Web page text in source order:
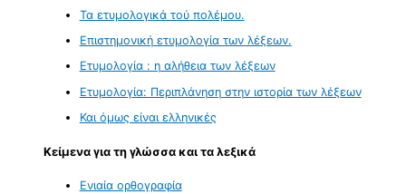
Τα ετυμολογικά τού πολέμου.
Επιστημονική ετυμολογία των λέξεων.
Ετυμολογία : η αλήθεια των λέξεων
Ετυμολογία: Περιπλάνηση στην ιστορία των λέξεων
Και όμως είναι ελληνικές
Κείμενα για τη γλώσσα και τα λεξικά
Ενιαία ορθογραφία